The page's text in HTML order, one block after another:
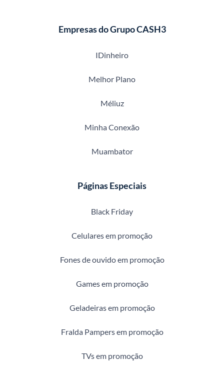
Empresas do Grupo CASH3
IDinheiro
Melhor Plano
Méliuz
Minha Conexão
Muambator
Páginas Especiais
Black Friday
Celulares em promoção
Fones de ouvido em promoção
Games em promoção
Geladeiras em promoção
Fralda Pampers em promoção
TVs em promoção